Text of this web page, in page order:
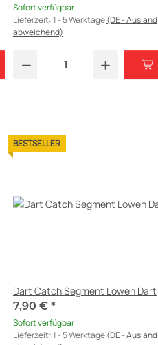
Sofort verfügbar
Lieferzeit:1 - 5 Werktage(DE - Ausland
abweichend)
BESTSELLER
Dart Catch Segment Löwen Dart
7,90 € *
Sofort verfügbar
Lieferzeit:1 - 5 Werktage(DE - Ausland